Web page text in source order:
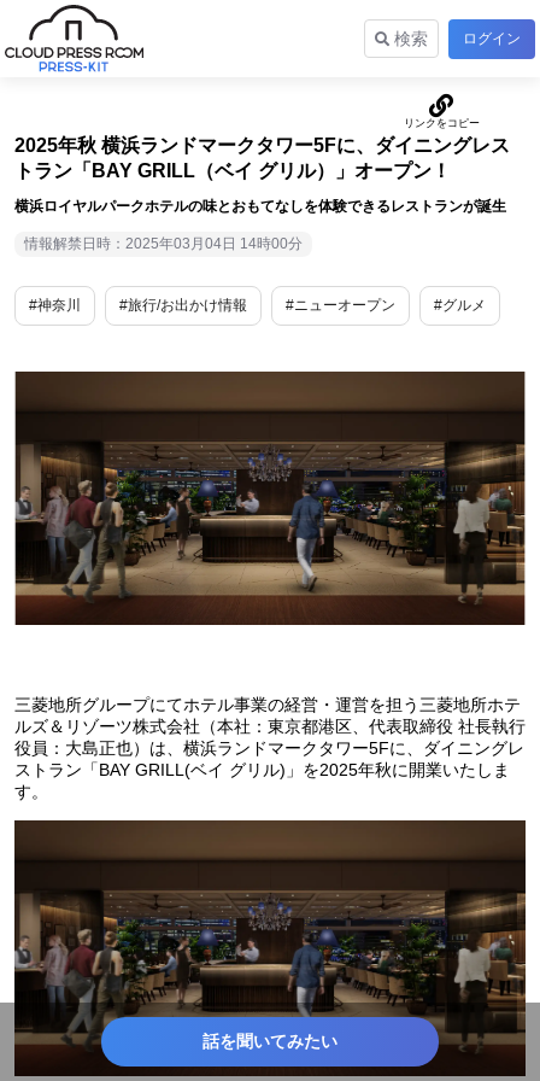
検索 ログイン
2025年秋 横浜ランドマークタワー5Fに、ダイニングレス
トラン「BAY GRILL（ベイ グリル）」オープン！
横浜ロイヤルパークホテルの味とおもてなしを体験できるレストランが誕生
情報解禁日時：2025年03月04日 14時00分
#神奈川 #旅行/お出かけ情報 #ニューオープン #グルメ
三菱地所グループにてホテル事業の経営・運営を担う三菱地所ホテ
ルズ＆リゾーツ株式会社（本社：東京都港区、代表取締役 社⾧執行
役員：大島正也）は、横浜ランドマークタワー5Fに、ダイニングレ
ストラン「BAY GRILL(ベイ グリル)」を2025年秋に開業いたしま
す。
話を聞いてみたい